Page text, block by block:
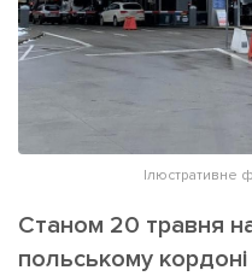
Інтерв'ю
Картки
Ілюстративне
Станом 20 травня
польському